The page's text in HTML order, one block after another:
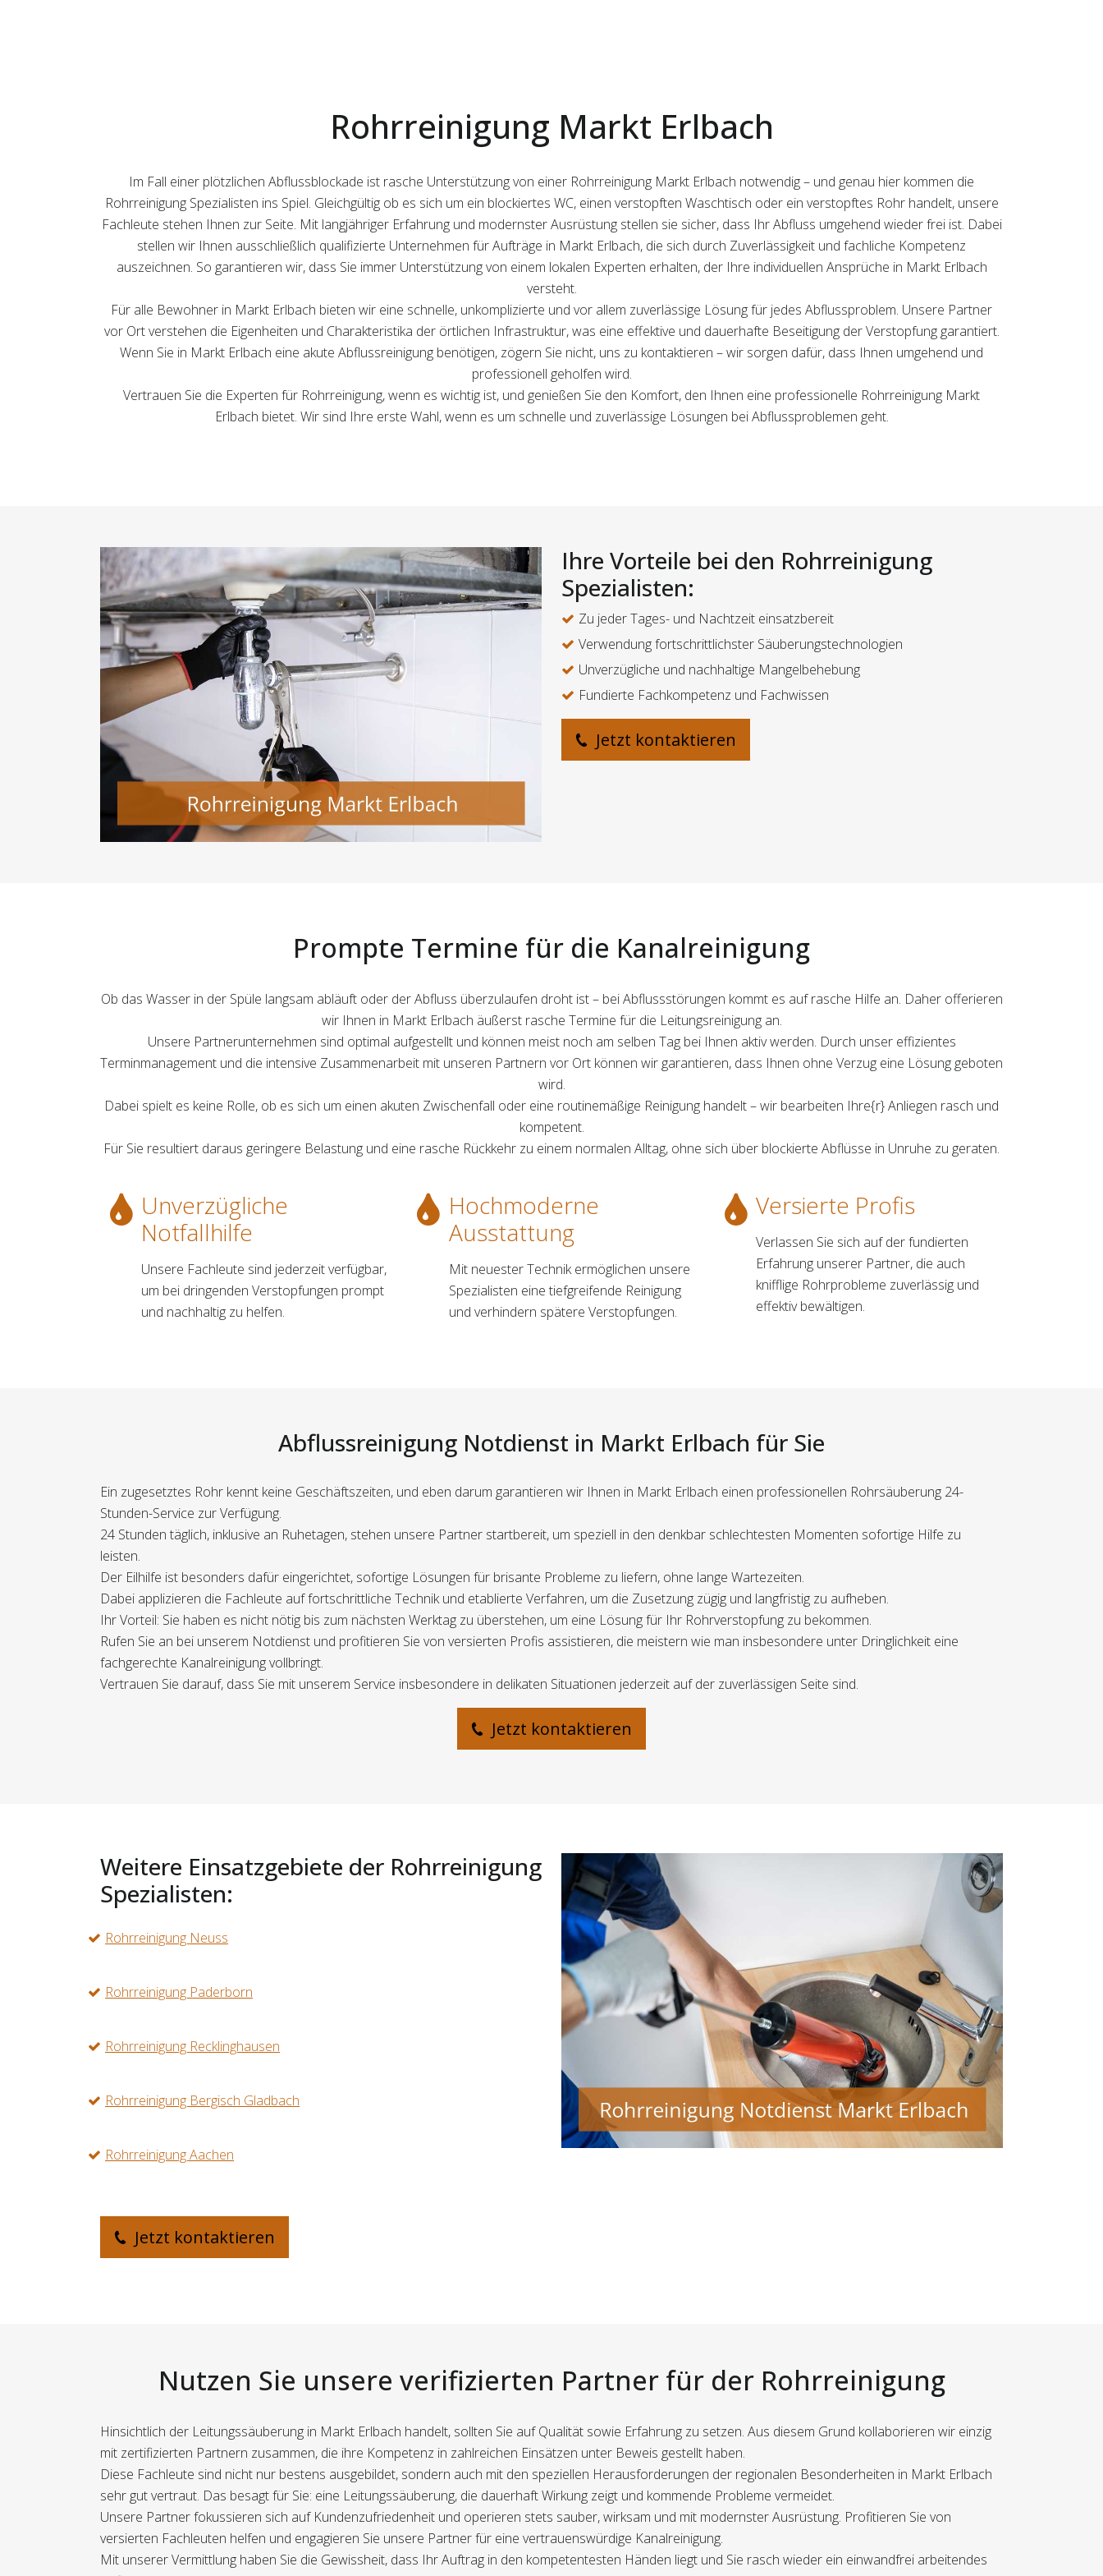
Rohrreinigung Markt Erlbach
Im Fall einer plötzlichen Abflussblockade ist rasche Unterstützung von einer Rohrreinigung Markt Erlbach notwendig – und genau hier kommen die
Rohrreinigung Spezialisten ins Spiel. Gleichgültig ob es sich um ein blockiertes WC, einen verstopften Waschtisch oder ein verstopftes Rohr handelt, unsere
Fachleute stehen Ihnen zur Seite. Mit langjähriger Erfahrung und modernster Ausrüstung stellen sie sicher, dass Ihr Abfluss umgehend wieder frei ist. Dabei
stellen wir Ihnen ausschließlich qualifizierte Unternehmen für Aufträge in Markt Erlbach, die sich durch Zuverlässigkeit und fachliche Kompetenz
auszeichnen. So garantieren wir, dass Sie immer Unterstützung von einem lokalen Experten erhalten, der Ihre individuellen Ansprüche in Markt Erlbach
versteht.
Für alle Bewohner in Markt Erlbach bieten wir eine schnelle, unkomplizierte und vor allem zuverlässige Lösung für jedes Abflussproblem. Unsere Partner
vor Ort verstehen die Eigenheiten und Charakteristika der örtlichen Infrastruktur, was eine effektive und dauerhafte Beseitigung der Verstopfung garantiert.
Wenn Sie in Markt Erlbach eine akute Abflussreinigung benötigen, zögern Sie nicht, uns zu kontaktieren – wir sorgen dafür, dass Ihnen umgehend und
professionell geholfen wird.
Vertrauen Sie die Experten für Rohrreinigung, wenn es wichtig ist, und genießen Sie den Komfort, den Ihnen eine professionelle Rohrreinigung Markt
Erlbach bietet. Wir sind Ihre erste Wahl, wenn es um schnelle und zuverlässige Lösungen bei Abflussproblemen geht.
Ihre Vorteile bei den Rohrreinigung
Spezialisten:
Zu jeder Tages- und Nachtzeit einsatzbereit
Verwendung fortschrittlichster Säuberungstechnologien
Unverzügliche und nachhaltige Mangelbehebung
Fundierte Fachkompetenz und Fachwissen
Jetzt kontaktieren
Prompte Termine für die Kanalreinigung
Ob das Wasser in der Spüle langsam abläuft oder der Abfluss überzulaufen droht ist – bei Abflussstörungen kommt es auf rasche Hilfe an. Daher offerieren
wir Ihnen in Markt Erlbach äußerst rasche Termine für die Leitungsreinigung an.
Unsere Partnerunternehmen sind optimal aufgestellt und können meist noch am selben Tag bei Ihnen aktiv werden. Durch unser effizientes
Terminmanagement und die intensive Zusammenarbeit mit unseren Partnern vor Ort können wir garantieren, dass Ihnen ohne Verzug eine Lösung geboten
wird.
Dabei spielt es keine Rolle, ob es sich um einen akuten Zwischenfall oder eine routinemäßige Reinigung handelt – wir bearbeiten Ihre{r} Anliegen rasch und
kompetent.
Für Sie resultiert daraus geringere Belastung und eine rasche Rückkehr zu einem normalen Alltag, ohne sich über blockierte Abflüsse in Unruhe zu geraten.
Unverzügliche
Notfallhilfe
Unsere Fachleute sind jederzeit verfügbar,
um bei dringenden Verstopfungen prompt
und nachhaltig zu helfen.
Hochmoderne
Ausstattung
Mit neuester Technik ermöglichen unsere
Spezialisten eine tiefgreifende Reinigung
und verhindern spätere Verstopfungen.
Versierte Profis
Verlassen Sie sich auf der fundierten
Erfahrung unserer Partner, die auch
knifflige Rohrprobleme zuverlässig und
effektiv bewältigen.
Abflussreinigung Notdienst in Markt Erlbach für Sie
Ein zugesetztes Rohr kennt keine Geschäftszeiten, und eben darum garantieren wir Ihnen in Markt Erlbach einen professionellen Rohrsäuberung 24-
Stunden-Service zur Verfügung.
24 Stunden täglich, inklusive an Ruhetagen, stehen unsere Partner startbereit, um speziell in den denkbar schlechtesten Momenten sofortige Hilfe zu
leisten.
Der Eilhilfe ist besonders dafür eingerichtet, sofortige Lösungen für brisante Probleme zu liefern, ohne lange Wartezeiten.
Dabei applizieren die Fachleute auf fortschrittliche Technik und etablierte Verfahren, um die Zusetzung zügig und langfristig zu aufheben.
Ihr Vorteil: Sie haben es nicht nötig bis zum nächsten Werktag zu überstehen, um eine Lösung für Ihr Rohrverstopfung zu bekommen.
Rufen Sie an bei unserem Notdienst und profitieren Sie von versierten Profis assistieren, die meistern wie man insbesondere unter Dringlichkeit eine
fachgerechte Kanalreinigung vollbringt.
Vertrauen Sie darauf, dass Sie mit unserem Service insbesondere in delikaten Situationen jederzeit auf der zuverlässigen Seite sind.
Jetzt kontaktieren
Weitere Einsatzgebiete der Rohrreinigung
Spezialisten:
Rohrreinigung Neuss
Rohrreinigung Paderborn
Rohrreinigung Recklinghausen
Rohrreinigung Bergisch Gladbach
Rohrreinigung Aachen
Jetzt kontaktieren
Nutzen Sie unsere verifizierten Partner für der Rohrreinigung
Hinsichtlich der Leitungssäuberung in Markt Erlbach handelt, sollten Sie auf Qualität sowie Erfahrung zu setzen. Aus diesem Grund kollaborieren wir einzig
mit zertifizierten Partnern zusammen, die ihre Kompetenz in zahlreichen Einsätzen unter Beweis gestellt haben.
Diese Fachleute sind nicht nur bestens ausgebildet, sondern auch mit den speziellen Herausforderungen der regionalen Besonderheiten in Markt Erlbach
sehr gut vertraut. Das besagt für Sie: eine Leitungssäuberung, die dauerhaft Wirkung zeigt und kommende Probleme vermeidet.
Unsere Partner fokussieren sich auf Kundenzufriedenheit und operieren stets sauber, wirksam und mit modernster Ausrüstung. Profitieren Sie von
versierten Fachleuten helfen und engagieren Sie unsere Partner für eine vertrauenswürdige Kanalreinigung.
Mit unserer Vermittlung haben Sie die Gewissheit, dass Ihr Auftrag in den kompetentesten Händen liegt und Sie rasch wieder ein einwandfrei arbeitendes